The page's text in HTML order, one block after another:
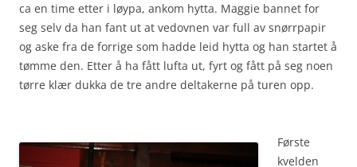
ca en time etter i løypa, ankom hytta. Maggie bannet for
seg selv da han fant ut at vedovnen var full av snørrpapir
og aske fra de forrige som hadde leid hytta og han startet å
tømme den. Etter å ha fått lufta ut, fyrt og fått på seg noen
tørre klær dukka de tre andre deltakerne på turen opp.
Første
kvelden